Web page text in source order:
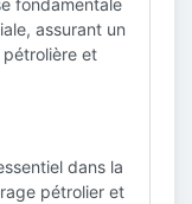
fondamentale
assurant un
et
dans la
pétrolier et